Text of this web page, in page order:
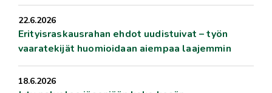
22.6.2026
Erityisraskausrahan ehdot uudistuivat – työn
vaaratekijät huomioidaan aiempaa laajemmin
18.6.2026